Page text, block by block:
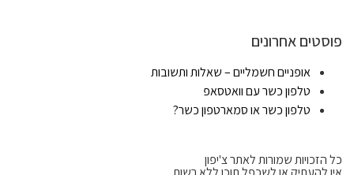
פוסטים אחרונים
אופניים חשמליים – שאלות ותשובות
טלפון כשר עם וואטסאפ
טלפון כשר או סמארטפון כשר?
כל הזכויות שמורות לאתר צ'יפון